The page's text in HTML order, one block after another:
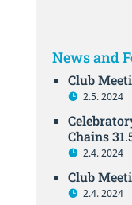
News and
Club
2.5. 2024
Chains
2.4. 2024
Club
2.4. 2024